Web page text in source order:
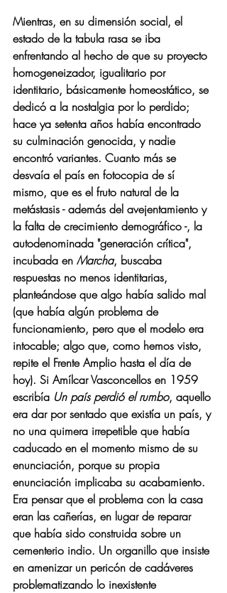
Mientras, en su dimensión social, el
estado de la tabula rasa se iba
enfrentando al hecho de que su proyecto
homogeneizador, igualitario por
identitario, básicamente homeostático, se
dedicó a la nostalgia por lo perdido;
hace ya setenta años había encontrado
su culminación genocida, y nadie
encontró variantes. Cuanto más se
desvaía el país en fotocopia de sí
mismo, que es el fruto natural de la
metástasis - además del avejentamiento y
la falta de crecimiento demográfico -, la
autodenominada "generación crítica",
incubada en Marcha, buscaba
respuestas no menos identitarias,
planteándose que algo había salido mal
(que había algún problema de
funcionamiento, pero que el modelo era
intocable; algo que, como hemos visto,
repite el Frente Amplio hasta el día de
hoy). Si Amílcar Vasconcellos en 1959
escribía Un país perdió el rumbo, aquello
era dar por sentado que existía un país, y
no una quimera irrepetible que había
caducado en el momento mismo de su
enunciación, porque su propia
enunciación implicaba su acabamiento.
Era pensar que el problema con la casa
eran las cañerías, en lugar de reparar
que había sido construida sobre un
cementerio indio. Un organillo que insiste
en amenizar un pericón de cadáveres
problematizando lo inexistente